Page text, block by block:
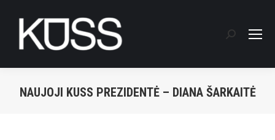
Search:
NAUJOJI KUSS PREZIDENTĖ – DIANA ŠARKAITĖ